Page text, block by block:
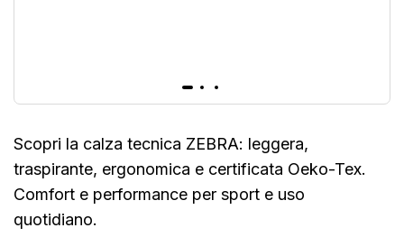
Scopri la calza tecnica ZEBRA: leggera,
traspirante, ergonomica e certificata Oeko-Tex.
Comfort e performance per sport e uso
quotidiano.